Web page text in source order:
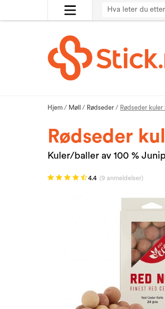
Hjem / Møll / Rødseder / Rødseder kuler
Rødseder
Kuler/baller av 100 %
4.4 (9 anmeldelser)